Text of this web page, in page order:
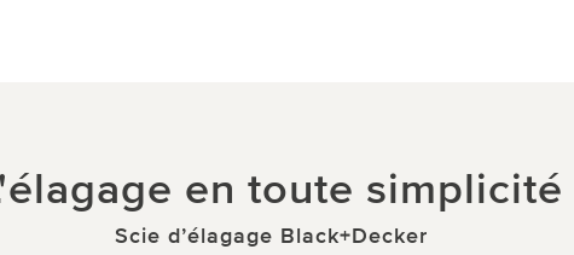
en toute simplicité
Scie d’élagage Black+Decker